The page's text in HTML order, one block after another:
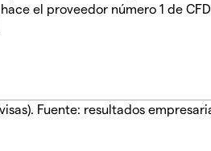
el proveedor número 1 de
Fuente: resultados